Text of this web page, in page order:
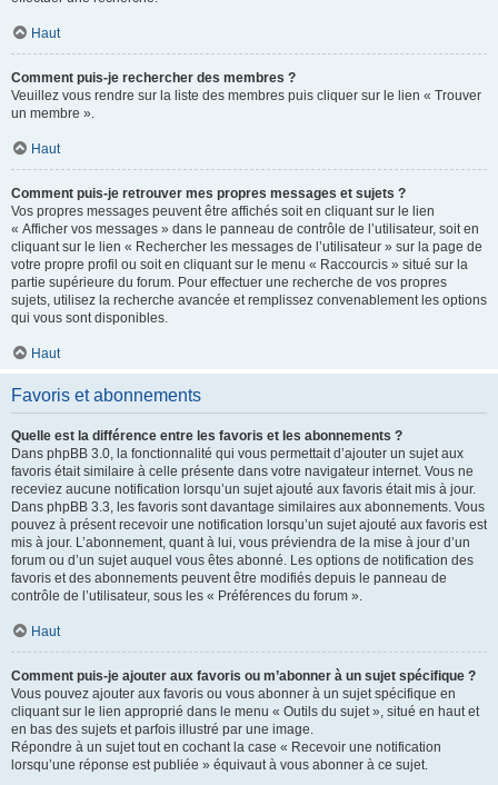
Haut
Comment puis-je rechercher des membres ?
Veuillez vous rendre sur la liste des membres puis cliquer sur le lien « Trouver
un membre ».
Haut
Comment puis-je retrouver mes propres messages et sujets ?
Vos propres messages peuvent être affichés soit en cliquant sur le lien
« Afficher vos messages » dans le panneau de contrôle de l’utilisateur, soit en
cliquant sur le lien « Rechercher les messages de l’utilisateur » sur la page de
votre propre profil ou soit en cliquant sur le menu « Raccourcis » situé sur la
partie supérieure du forum. Pour effectuer une recherche de vos propres
sujets, utilisez la recherche avancée et remplissez convenablement les options
qui vous sont disponibles.
Haut
Favoris et abonnements
Quelle est la différence entre les favoris et les abonnements ?
Dans phpBB 3.0, la fonctionnalité qui vous permettait d’ajouter un sujet aux
favoris était similaire à celle présente dans votre navigateur internet. Vous ne
receviez aucune notification lorsqu’un sujet ajouté aux favoris était mis à jour.
Dans phpBB 3.3, les favoris sont davantage similaires aux abonnements. Vous
pouvez à présent recevoir une notification lorsqu’un sujet ajouté aux favoris est
mis à jour. L’abonnement, quant à lui, vous préviendra de la mise à jour d’un
forum ou d’un sujet auquel vous êtes abonné. Les options de notification des
favoris et des abonnements peuvent être modifiés depuis le panneau de
contrôle de l’utilisateur, sous les « Préférences du forum ».
Haut
Comment puis-je ajouter aux favoris ou m’abonner à un sujet spécifique ?
Vous pouvez ajouter aux favoris ou vous abonner à un sujet spécifique en
cliquant sur le lien approprié dans le menu « Outils du sujet », situé en haut et
en bas des sujets et parfois illustré par une image.
Répondre à un sujet tout en cochant la case « Recevoir une notification
lorsqu’une réponse est publiée » équivaut à vous abonner à ce sujet.